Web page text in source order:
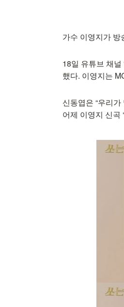
가수 이영지가 방
18일 유튜브 채널
했다. 이영지는
신동엽은 “우리
어제 이영지 신곡